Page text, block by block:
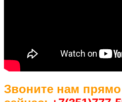
Звоните нам прямо